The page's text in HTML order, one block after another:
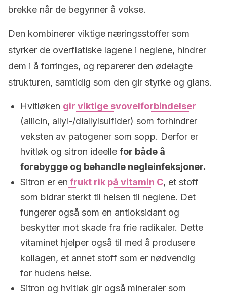
brekke når de begynner å vokse.
Den kombinerer viktige næringsstoffer som
styrker de overflatiske lagene i neglene, hindrer
dem i å forringes, og reparerer den ødelagte
strukturen, samtidig som den gir styrke og glans.
Hvitløken gir viktige svovelforbindelser
(allicin, allyl-/diallylsulfider) som forhindrer
veksten av patogener som sopp. Derfor er
hvitløk og sitron ideelle for både å
forebygge og behandle negleinfeksjoner.
Sitron er en frukt rik på vitamin C, et stoff
som bidrar sterkt til helsen til neglene. Det
fungerer også som en antioksidant og
beskytter mot skade fra frie radikaler. Dette
vitaminet hjelper også til med å produsere
kollagen, et annet stoff som er nødvendig
for hudens helse.
Sitron og hvitløk gir også mineraler som